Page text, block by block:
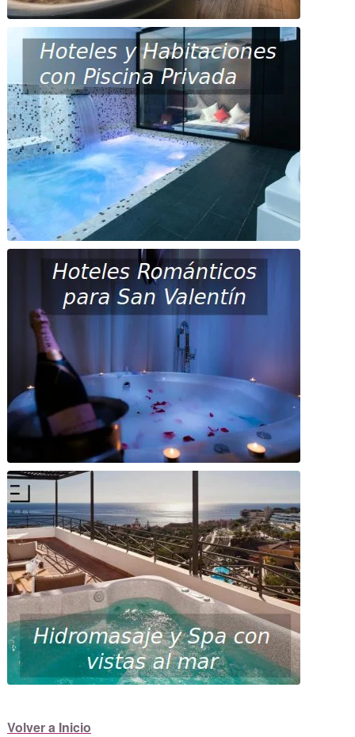
Volver a Inicio